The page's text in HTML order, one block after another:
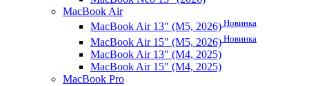
MacBook Air
MacBook Air 13" (M5, 2026) Новинка
MacBook Air 15" (M5, 2026) Новинка
MacBook Air 13" (M4, 2025)
MacBook Air 15" (M4, 2025)
MacBook Pro